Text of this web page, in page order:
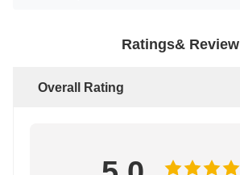
Ratings& Review
Overall Rating